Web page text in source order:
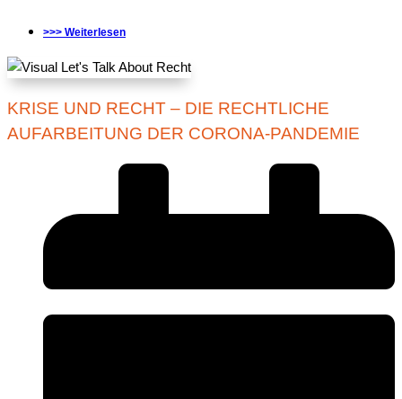
>>> Weiterlesen
KRISE UND RECHT – DIE RECHTLICHE
AUFARBEITUNG DER CORONA-PANDEMIE